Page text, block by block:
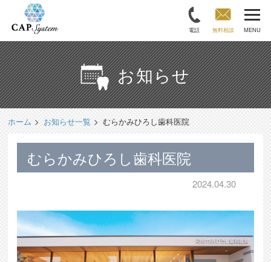
電話 無料相談 MENU
お知らせ
ホーム お知らせ一覧 むらかみひろし歯科医院
むらかみひろし歯科医院
2024.04.30